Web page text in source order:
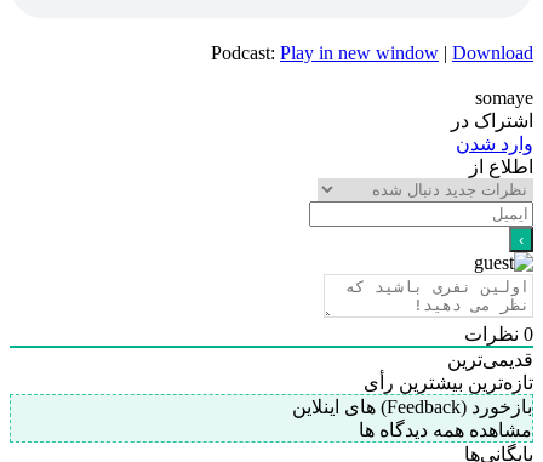
Podcast: Play in new window | Download
somaye
اشتراک در
وارد شدن
اطلاع از
0 نظرات
قدیمی‌ترین
تازه‌ترین بیشترین رأی
بازخورد (Feedback) های اینلاین
مشاهده همه دیدگاه ها
بایگانی‌ها